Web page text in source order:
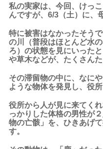
私の実家は、今回、けっ
んですが、6/3（土）に、
特に被害はなかったそう
の川（普段はほとんど水
ろ）の状態を見にいった
や草木などが、たくさん
その滞留物の中に、なに
ような物体を発見し、役所
役所から人が見に来てく
っかりした体格の男性が
物の亡骸」を、ひきあげ
す。